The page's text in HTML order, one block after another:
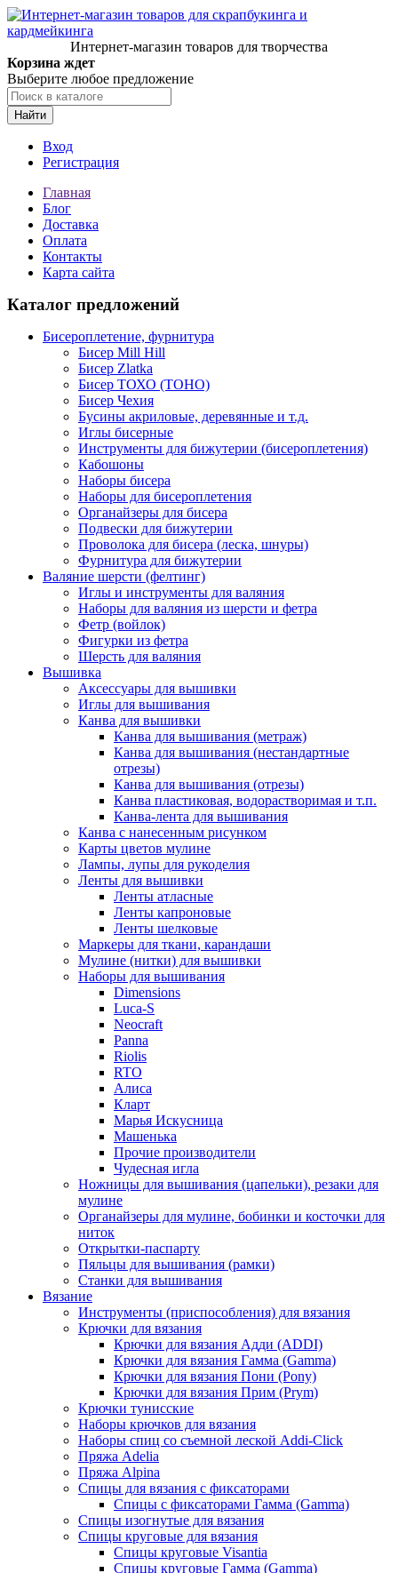
Интернет-магазин товаров для творчества
Корзина ждет
Выберите любое предложение
Найти
Вход
Регистрация
Главная
Блог
Доставка
Оплата
Контакты
Карта сайта
Каталог предложений
Бисероплетение, фурнитура
Бисер Mill Hill
Бисер Zlatka
Бисер ТОХО (TOHO)
Бисер Чехия
Бусины акриловые, деревянные и т.д.
Иглы бисерные
Инструменты для бижутерии (бисероплетения)
Кабошоны
Наборы бисера
Наборы для бисероплетения
Органайзеры для бисера
Подвески для бижутерии
Проволока для бисера (леска, шнуры)
Фурнитура для бижутерии
Валяние шерсти (фелтинг)
Иглы и инструменты для валяния
Наборы для валяния из шерсти и фетра
Фетр (войлок)
Фигурки из фетра
Шерсть для валяния
Вышивка
Аксессуары для вышивки
Иглы для вышивания
Канва для вышивки
Канва для вышивания (метраж)
Канва для вышивания (нестандартные
отрезы)
Канва для вышивания (отрезы)
Канва пластиковая, водорастворимая и т.п.
Канва-лента для вышивания
Канва с нанесенным рисунком
Карты цветов мулине
Лампы, лупы для рукоделия
Ленты для вышивки
Ленты атласные
Ленты капроновые
Ленты шелковые
Маркеры для ткани, карандаши
Мулине (нитки) для вышивки
Наборы для вышивания
Dimensions
Luca-S
Neocraft
Panna
Riolis
RTO
Алиса
Кларт
Марья Искусница
Машенька
Прочие производители
Чудесная игла
Ножницы для вышивания (цапельки), резаки для
мулине
Органайзеры для мулине, бобинки и косточки для
ниток
Открытки-паспарту
Пяльцы для вышивания (рамки)
Станки для вышивания
Вязание
Инструменты (приспособления) для вязания
Крючки для вязания
Крючки для вязания Адди (ADDI)
Крючки для вязания Гамма (Gamma)
Крючки для вязания Пони (Pony)
Крючки для вязания Прим (Prym)
Крючки тунисские
Наборы крючков для вязания
Наборы спиц со съемной леской Addi-Click
Пряжа Adelia
Пряжа Alpina
Спицы для вязания с фиксаторами
Спицы с фиксаторами Гамма (Gamma)
Спицы изогнутые для вязания
Спицы круговые для вязания
Спицы круговые Visantia
Спицы круговые Гамма (Gamma)